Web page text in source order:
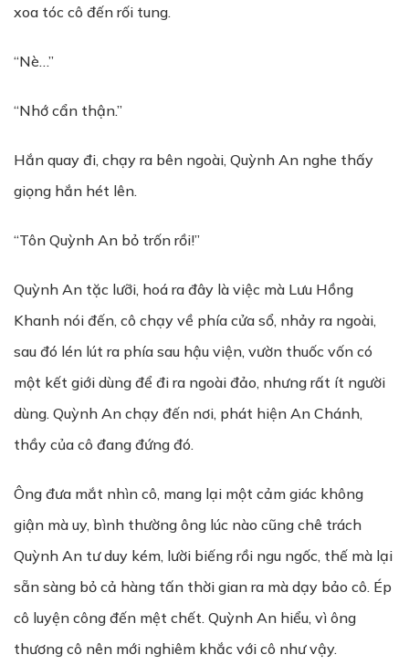
xoa tóc cô đến rối tung.
“Nè…”
“Nhớ cẩn thận.”
Hắn quay đi, chạy ra bên ngoài, Quỳnh An nghe thấy
giọng hắn hét lên.
“Tôn Quỳnh An bỏ trốn rồi!”
Quỳnh An tặc lưỡi, hoá ra đây là việc mà Lưu Hồng
Khanh nói đến, cô chạy về phía cửa sổ, nhảy ra ngoài,
sau đó lén lút ra phía sau hậu viện, vườn thuốc vốn có
một kết giới dùng để đi ra ngoài đảo, nhưng rất ít người
dùng. Quỳnh An chạy đến nơi, phát hiện An Chánh,
thầy của cô đang đứng đó.
Ông đưa mắt nhìn cô, mang lại một cảm giác không
giận mà uy, bình thường ông lúc nào cũng chê trách
Quỳnh An tư duy kém, lười biếng rồi ngu ngốc, thế mà lại
sẵn sàng bỏ cả hàng tấn thời gian ra mà dạy bảo cô. Ép
cô luyện công đến mệt chết. Quỳnh An hiểu, vì ông
thương cô nên mới nghiêm khắc với cô như vậy.